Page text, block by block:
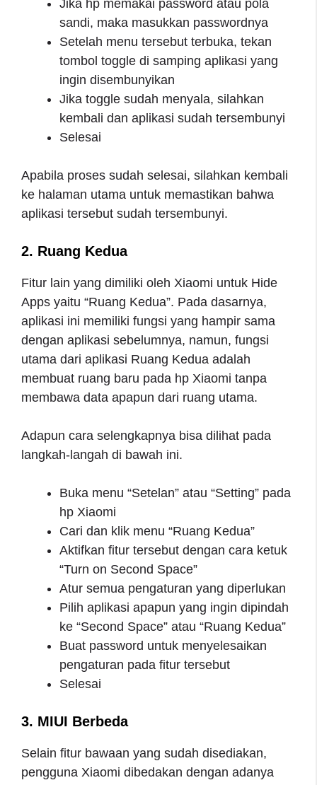
Jika hp memakai password atau pola
sandi, maka masukkan passwordnya
Setelah menu tersebut terbuka, tekan
tombol toggle di samping aplikasi yang
ingin disembunyikan
Jika toggle sudah menyala, silahkan
kembali dan aplikasi sudah tersembunyi
Selesai
Apabila proses sudah selesai, silahkan kembali
ke halaman utama untuk memastikan bahwa
aplikasi tersebut sudah tersembunyi.
2. Ruang Kedua
Fitur lain yang dimiliki oleh Xiaomi untuk Hide
Apps yaitu “Ruang Kedua”. Pada dasarnya,
aplikasi ini memiliki fungsi yang hampir sama
dengan aplikasi sebelumnya, namun, fungsi
utama dari aplikasi Ruang Kedua adalah
membuat ruang baru pada hp Xiaomi tanpa
membawa data apapun dari ruang utama.
Adapun cara selengkapnya bisa dilihat pada
langkah-langah di bawah ini.
Buka menu “Setelan” atau “Setting” pada
hp Xiaomi
Cari dan klik menu “Ruang Kedua”
Aktifkan fitur tersebut dengan cara ketuk
“Turn on Second Space”
Atur semua pengaturan yang diperlukan
Pilih aplikasi apapun yang ingin dipindah
ke “Second Space” atau “Ruang Kedua”
Buat password untuk menyelesaikan
pengaturan pada fitur tersebut
Selesai
3. MIUI Berbeda
Selain fitur bawaan yang sudah disediakan,
pengguna Xiaomi dibedakan dengan adanya